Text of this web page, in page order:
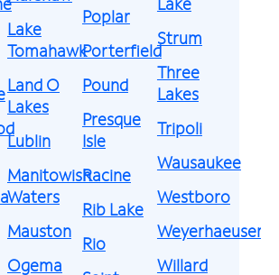
Lake
Tomahawk
Land O
Lakes
Lublin
Manitowish
Waters
Mauston
Ogema
Poplar
Porterfield
Pound
Presque
Isle
Racine
Rib Lake
Rio
Strum
Three
Lakes
Tripoli
Wausaukee
Westboro
Weyerhaeuser
Willard